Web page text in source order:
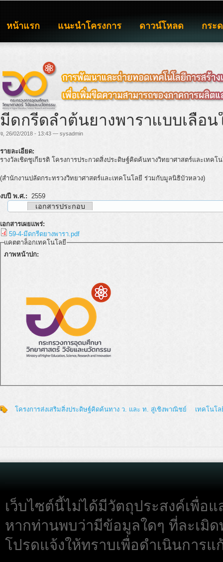
หน้าแรก แนะนำโครงการ ดาวน์โหลด กระ
มีดกรีดลำต้นยางพาราแบบเลื่อ
จ, 26/02/2018 - 13:43 — sysadmin
รายละเอียด:
รางวัลเชิดชูเกียรติ โครงการประกวดสิ่งประดิษฐ์คิดค้นทางวิทยาศาสตร์และเทคโ
(สำนักงานปลัดกระทรวงวิทยาศาสตร์และเทคโนโลยี ร่วมกับมูลนิธิบัวหลวง)
งบปี พ.ศ.: 2559
เอกสารประกอบ
เอกสารเผยแพร่:
59-4-มีดกรีดยางพารา.pdf
แคตตาล็อกเทคโนโลยี
ภาพหน้าปก:
โครงการส่งเสริมสิ่งประดิษฐ์คิดค้นทาง ว. และ ท. สู่เชิงพาณิชย์ เทคโนโ
เว็บไซต์นี้ไม่ได้มีวัตถุประสงค์เพื่อแ
หากท่านพบว่ามีข้อมูลใดๆ ที่ละเมิ
โปรดแจ้งให้ทราบเพื่อดำเนินการ